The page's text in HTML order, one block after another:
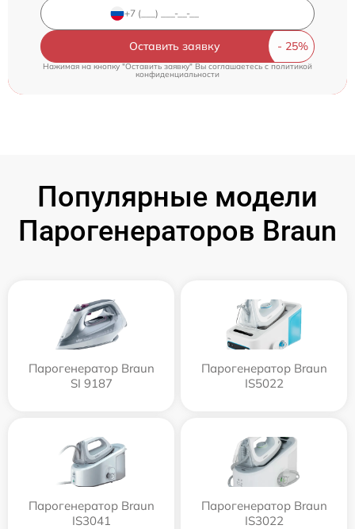
Оставить заявку
Нажимая на кнопку "Оставить заявку" Вы соглашаетесь cполитикой
конфиденциальности
Популярные модели
Парогенераторов Braun
Парогенератор Braun
SI 9187
Парогенератор Braun
IS5022
Парогенератор Braun
IS3041
Парогенератор Braun
IS3022